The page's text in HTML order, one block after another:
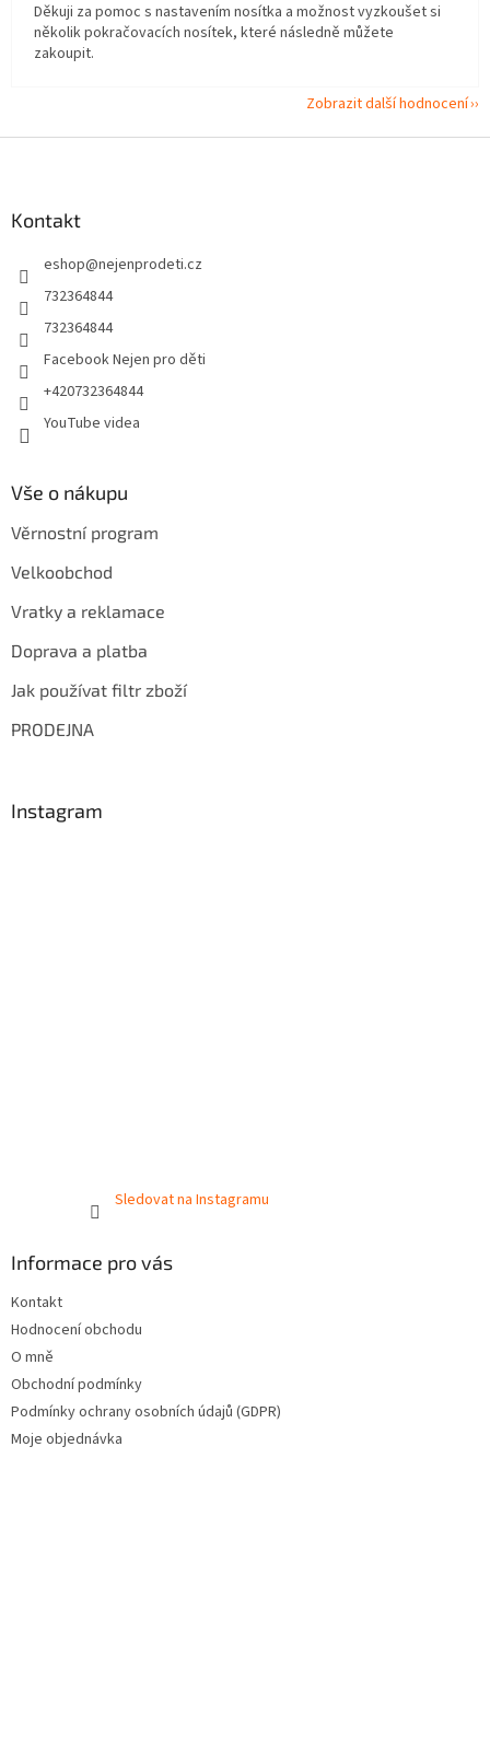
Děkuji za pomoc s nastavením nosítka a možnost vyzkoušet si
několik pokračovacích nosítek, které následně můžete
zakoupit.
Zobrazit další hodnocení
Kontakt
eshop@nejenprodeti.cz
732364844
732364844
Facebook Nejen pro děti
+420732364844
YouTube videa
Vše o nákupu
Věrnostní program
Velkoobchod
Vratky a reklamace
Doprava a platba
Jak používat filtr zboží
PRODEJNA
Instagram
Sledovat na Instagramu
Informace pro vás
Kontakt
Hodnocení obchodu
O mně
Obchodní podmínky
Podmínky ochrany osobních údajů (GDPR)
Moje objednávka